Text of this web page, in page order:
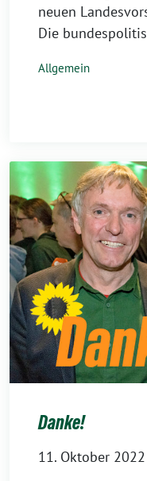
neuen
Die
Allgemein
Danke!
11. Oktober 2022